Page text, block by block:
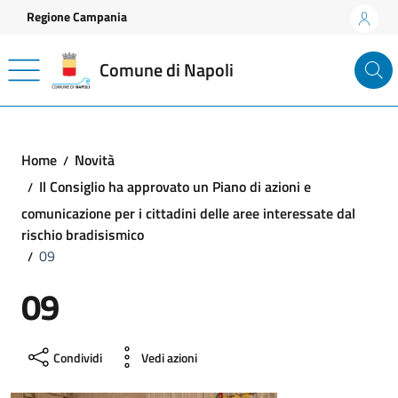
Vai ai contenuti
Vai al footer
Regione Campania
Comune di Napoli
Home
Novità
Il Consiglio ha approvato un Piano di azioni e
comunicazione per i cittadini delle aree interessate dal
rischio bradisismico
09
09
Condividi Vedi azioni